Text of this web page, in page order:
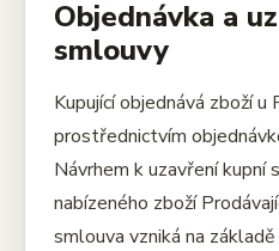
Objednávka a
smlouvy
Kupující objednává zboží u
prostřednictvím
Návrhem k uzavření kupní
nabízeného zboží
smlouva vzniká na